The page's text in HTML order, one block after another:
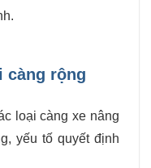
càng rộng
loại càng xe nâng
yếu tố quyết định